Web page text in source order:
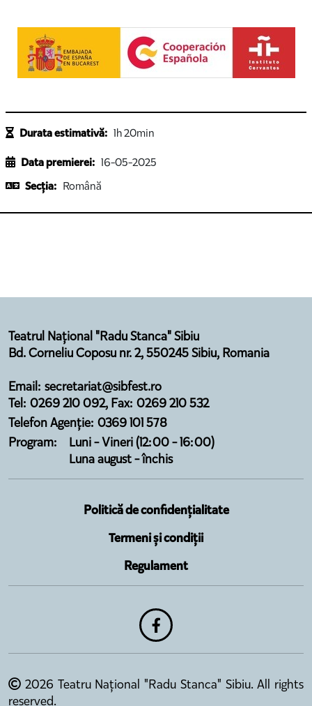
Durata estimativă: 1h 20min
Data premierei: 16-05-2025
Secția: Română
Teatrul Național "Radu Stanca" Sibiu
Bd. Corneliu Coposu nr. 2, 550245 Sibiu, Romania
Email: secretariat@sibfest.ro
Tel: 0269 210 092, Fax: 0269 210 532
Telefon Agenție: 0369 101 578
Program:
Luni - Vineri (12:00 - 16:00)
Luna august - închis
Politică de confidențialitate
Termeni și condiții
Regulament
2026 Teatru Național "Radu Stanca" Sibiu. All rights
reserved.